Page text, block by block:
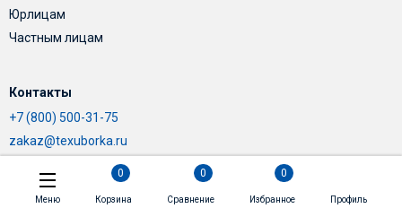
Юрлицам
Частным лицам
Контакты
+7 (800) 500-31-75
zakaz@texuborka.ru
Меню
0
Корзина
0
Сравнение
0
Избранное Профиль